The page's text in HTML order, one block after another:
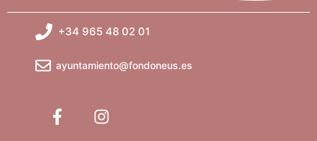
+34 965 48 02 01
ayuntamiento@fondoneus.es